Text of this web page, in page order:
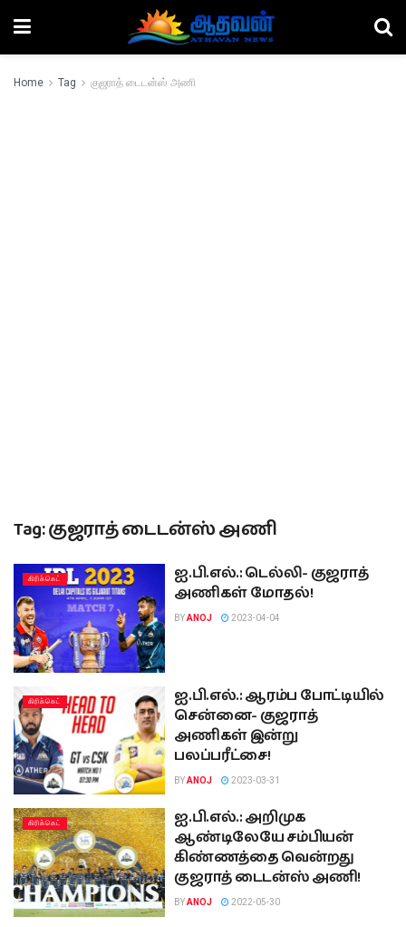
Home Tag குஜராத் டைடன்ஸ் அணி
Tag:குஜராத் டைடன்ஸ் அணி
கிரிக்கெட்
ஐ.பி.எல்.: டெல்லி- குஜராத்
அணிகள் மோதல்!
BYANOJ 2023-04-04
கிரிக்கெட்
ஐ.பி.எல்.: ஆரம்ப போட்டியில்
சென்னை- குஜராத்
அணிகள் இன்று
பலப்பரீட்சை!
BYANOJ 2023-03-31
கிரிக்கெட்
ஐ.பி.எல்.: அறிமுக
ஆண்டிலேயே சம்பியன்
கிண்ணத்தை வென்றது
குஜராத் டைடன்ஸ் அணி!
BYANOJ 2022-05-30